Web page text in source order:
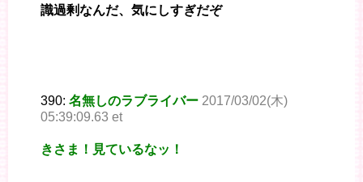
識過剰なんだ、気にしすぎだぞ
390: 名無しのラブライバー 2017/03/02(木)
05:39:09.63 et
きさま！見ているなッ！